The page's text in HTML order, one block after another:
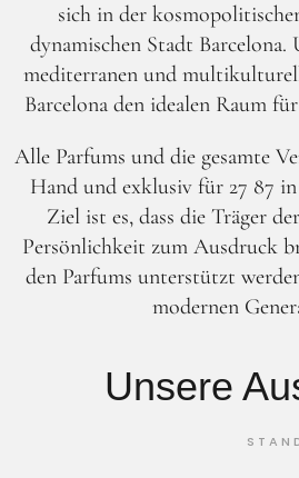
sich in der
dynamischen Stadt Barcelona.
mediterranen und
Barcelona den idealen Raum
Alle Parfums und die gesamte
Hand und exklusiv für 27 87
Ziel ist es, dass die Träger
Persönlichkeit zum Ausdruck
den Parfums unterstützt
modernen
Unsere